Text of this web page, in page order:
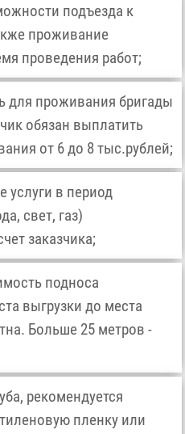
подъезда к
проживание
проведения работ;
для проживания бригады
обязан выплатить
от 6 до 8 тыс.рублей;
услуги в период
свет, газ)
заказчика;
подноса
выгрузки до места
Больше 25 метров -
рекомендуется
пленку или